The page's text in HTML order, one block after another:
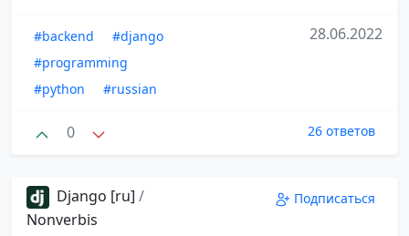
#backend
#django
#programming
#python
#russian
28.06.2022
0 26 ответов
Django [ru] /
Nonverbis
Подписаться